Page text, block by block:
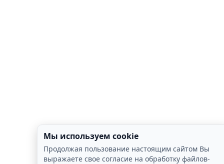
Мы используем cookie
Продолжая пользование настоящим сайтом Вы
выражаете свое согласие на обработку файлов-